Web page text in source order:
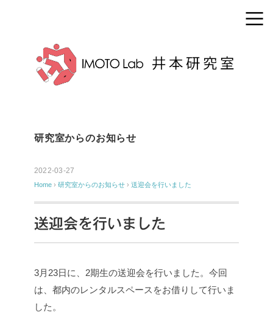
研究室からのお知らせ
2022-03-27
Home › 研究室からのお知らせ › 送迎会を行いました
送迎会を行いました
3月23日に、2期生の送迎会を行いました。 今回
は、都内のレンタルスペースをお借りして行いま
した。